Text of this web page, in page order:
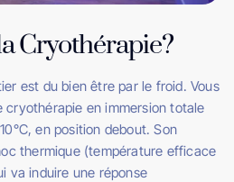
Cryothérapie?
est du bien être par le froid. Vous
cryothérapie en immersion totale
en position debout. Son
thermique (température efficace
va induire une réponse